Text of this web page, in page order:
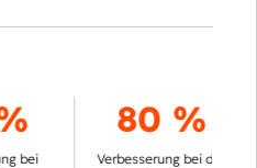
80 %
Verbesserung bei der